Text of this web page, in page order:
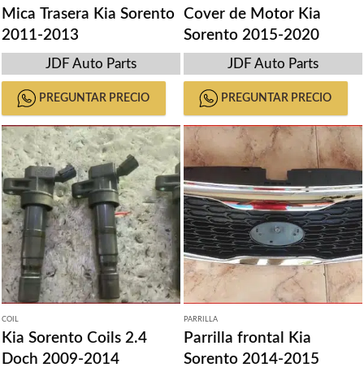
Mica Trasera Kia Sorento
2011-2013
JDF Auto Parts
PREGUNTAR PRECIO
Cover de Motor Kia
Sorento 2015-2020
JDF Auto Parts
PREGUNTAR PRECIO
COIL
Kia Sorento Coils 2.4
Doch 2009-2014
PARRILLA
Parrilla frontal Kia
Sorento 2014-2015